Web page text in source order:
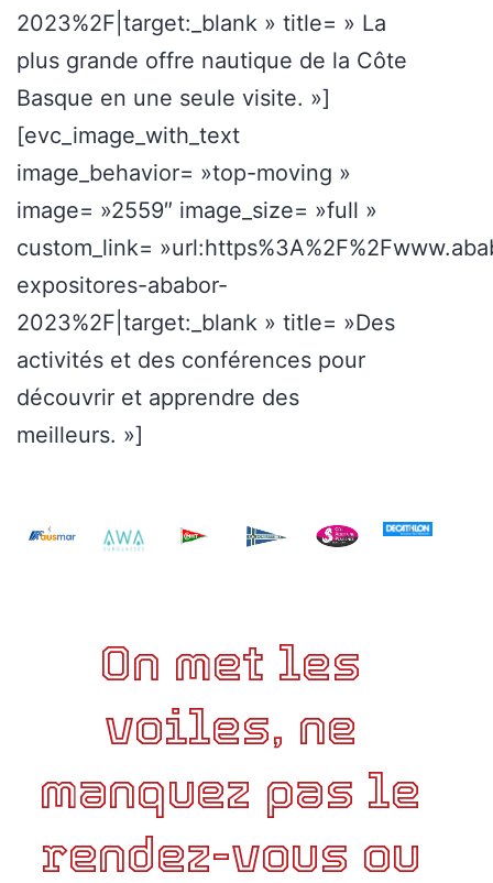
2023%2F|target:_blank » title= » La
plus grande offre nautique de la Côte
Basque en une seule visite. »]
[evc_image_with_text
image_behavior= »top-moving »
image= »2559″ image_size= »full »
custom_link=
expositores-ababor-
2023%2F|target:_blank » title= »Des
activités et des conférences pour
découvrir et apprendre des
meilleurs. »]
On met les
voiles, ne
manquez pas le
rendez-vous ou